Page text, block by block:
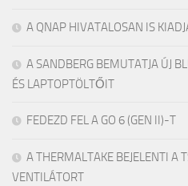
A QNAP HIVATALOSAN IS
A SANDBERG BEMUTATJA ÚJ
ÉS LAPTOPTÖLTŐIT
FEDEZD FEL A GO 6 (GEN II)-T
A THERMALTAKE BEJELENTI A
VENTILÁTORT